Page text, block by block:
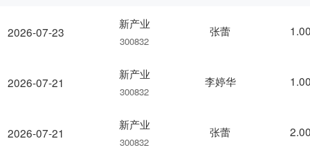
2026-07-23
2026-07-21
2026-07-21
新产业
300832
张蕾
新产业
300832
李婷华
新产业
300832
张蕾